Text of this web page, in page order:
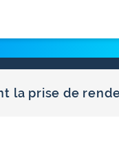
la prise de